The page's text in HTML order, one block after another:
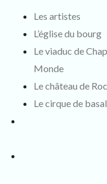
Les artistes
L’église du bourg
Le viaduc de
Monde
Le château de
Le cirque de